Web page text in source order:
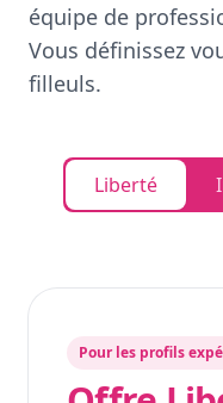
équipe de
Vous définissez
filleuls.
Liberté
Pour les profils